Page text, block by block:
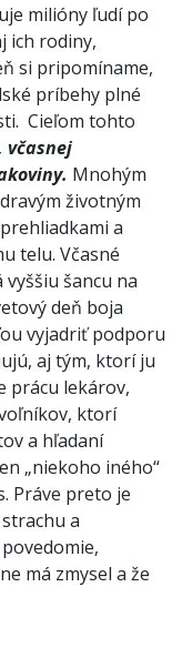
milióny ľudí po
ich rodiny,
si pripomíname,
príbehy plné
Cieľom tohto
včasnej
Mnohým
životným
a
telu. Včasné
šancu na
deň boja
vyjadriť podporu
aj tým, ktorí ju
prácu lekárov,
ktorí
a hľadaní
„niekoho iného“
Práve preto je
a
má zmysel a že